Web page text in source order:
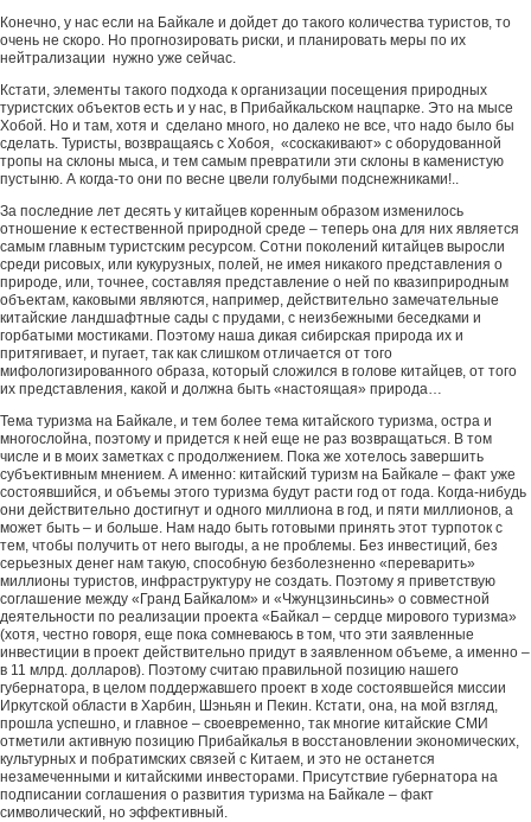
Конечно, у нас если на Байкале и дойдет до такого количества туристов, то
очень не скоро. Но прогнозировать риски, и планировать меры по их
нейтрализации нужно уже сейчас.
Кстати, элементы такого подхода к организации посещения природных
туристских объектов есть и у нас, в Прибайкальском нацпарке. Это на мысе
Хобой. Но и там, хотя и сделано много, но далеко не все, что надо было бы
сделать. Туристы, возвращаясь с Хобоя, «соскакивают» с оборудованной
тропы на склоны мыса, и тем самым превратили эти склоны в каменистую
пустыню. А когда-то они по весне цвели голубыми подснежниками!..
За последние лет десять у китайцев коренным образом изменилось
отношение к естественной природной среде – теперь она для них является
самым главным туристским ресурсом. Сотни поколений китайцев выросли
среди рисовых, или кукурузных, полей, не имея никакого представления о
природе, или, точнее, составляя представление о ней по квазиприродным
объектам, каковыми являются, например, действительно замечательные
китайские ландшафтные сады с прудами, с неизбежными беседками и
горбатыми мостиками. Поэтому наша дикая сибирская природа их и
притягивает, и пугает, так как слишком отличается от того
мифологизированного образа, который сложился в голове китайцев, от того
их представления, какой и должна быть «настоящая» природа…
Тема туризма на Байкале, и тем более тема китайского туризма, остра и
многослойна, поэтому и придется к ней еще не раз возвращаться. В том
числе и в моих заметках с продолжением. Пока же хотелось завершить
субъективным мнением. А именно: китайский туризм на Байкале – факт уже
состоявшийся, и объемы этого туризма будут расти год от года. Когда-нибудь
они действительно достигнут и одного миллиона в год, и пяти миллионов, а
может быть – и больше. Нам надо быть готовыми принять этот турпоток с
тем, чтобы получить от него выгоды, а не проблемы. Без инвестиций, без
серьезных денег нам такую, способную безболезненно «переварить»
миллионы туристов, инфраструктуру не создать. Поэтому я приветствую
соглашение между «Гранд Байкалом» и «Чжунцзиньсинь» о совместной
деятельности по реализации проекта «Байкал – сердце мирового туризма»
(хотя, честно говоря, еще пока сомневаюсь в том, что эти заявленные
инвестиции в проект действительно придут в заявленном объеме, а именно –
в 11 млрд. долларов). Поэтому считаю правильной позицию нашего
губернатора, в целом поддержавшего проект в ходе состоявшейся миссии
Иркутской области в Харбин, Шэньян и Пекин. Кстати, она, на мой взгляд,
прошла успешно, и главное – своевременно, так многие китайские СМИ
отметили активную позицию Прибайкалья в восстановлении экономических,
культурных и побратимских связей с Китаем, и это не останется
незамеченными и китайскими инвесторами. Присутствие губернатора на
подписании соглашения о развития туризма на Байкале – факт
символический, но эффективный.